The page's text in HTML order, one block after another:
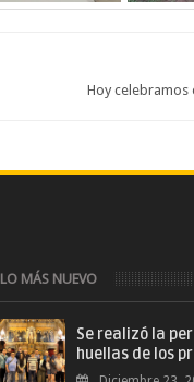
Hoy celebramos
LO MÁS NUEVO
Se realizó la
huellas de los